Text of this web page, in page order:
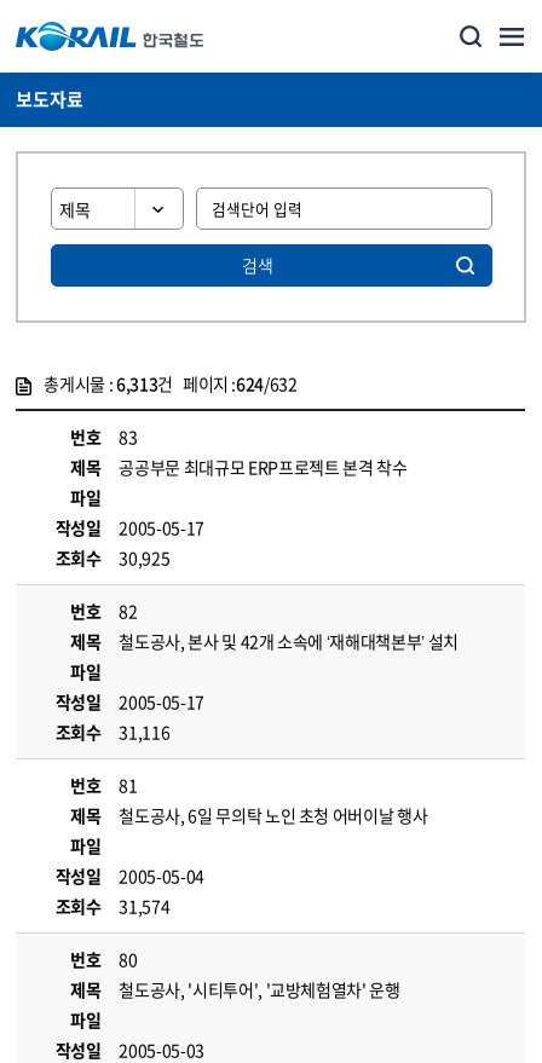
보도자료
검색
총게시물 :6,313건 페이지 :624/632
번호
83
제목
공공부문 최대규모 ERP프로젝트 본격 착수
파일
작성일
2005-05-17
조회수
30,925
번호
82
제목
철도공사, 본사 및 42개 소속에 ‘재해대책본부’ 설치
파일
작성일
2005-05-17
조회수
31,116
번호
81
제목
철도공사, 6일 무의탁 노인 초청 어버이날 행사
파일
작성일
2005-05-04
조회수
31,574
번호
80
제목
철도공사, '시티투어', '교방체험열차' 운행
파일
작성일
2005-05-03